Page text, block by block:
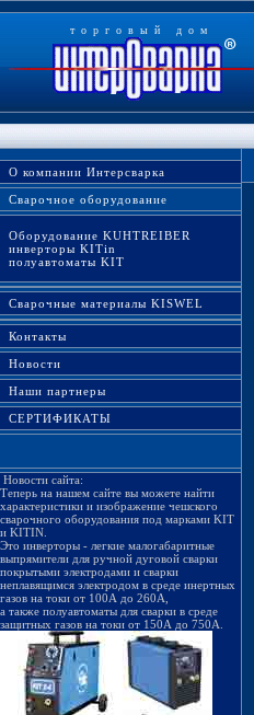
торговый дом
О компании Интерсварка
Сварочное оборудование
Оборудование KUHTREIBER
инверторы KITin
полуавтоматы KIT
Сварочные материалы KISWEL
Контакты
Новости
Наши партнеры
СЕРТИФИКАТЫ
Новости сайта:
Теперь на нашем сайте вы можете найти
характеристики и изображение чешского
сварочного оборудования под марками KIT
и KITIN.
Это инверторы - легкие малогабаритные
выпрямители для ручной дуговой сварки
покрытыми электродами и сварки
неплавящимся электродом в среде инертных
газов на токи от 100А до 260А,
а также полуавтоматы для сварки в среде
защитных газов на токи от 150А до 750А.